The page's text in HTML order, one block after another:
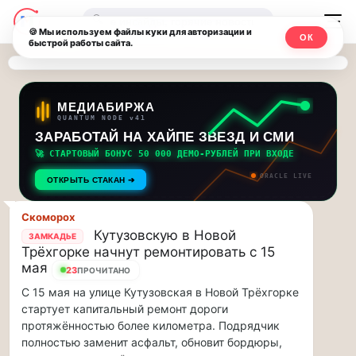
Последние
новости
и
обновления
потока:
Друзья,
приглашаем
на
музыкальную
прогулку
по
Москве
Чайковского!…
Друзья,
приглашаем
на
музыкальную
Москвичи.net
—
Главный
столичный
чат-
мессенджер,
новости
и
инсайды
Москвы
🔍
МЕДИАБИРЖА
QUANTUM NODE v41
ЗАРАБОТАЙ НА ХАЙПЕ ЗВЕЗД И СМИ
🚀 СТАРТОВЫЙ БОНУС 50 000 ДЕМО-РУБЛЕЙ ПРИ ВХОДЕ
ОТКРЫТЬ СТАКАН ➔ ORACLE LIVE
Скоморох
ЗАМКАДЬЕ
Кутузовскую в Новой
Трёхгорке начнут ремонтировать с 15
мая
23ПРОЧИТАНО
С 15 мая на улице Кутузовская в Новой Трёхгорке
стартует капитальный ремонт дороги
протяжённостью более километра. Подрядчик
полностью заменит асфальт, обновит бордюры,
🍪 Мы используем файлы куки для авторизации и
быстрой работы сайта.
ОК